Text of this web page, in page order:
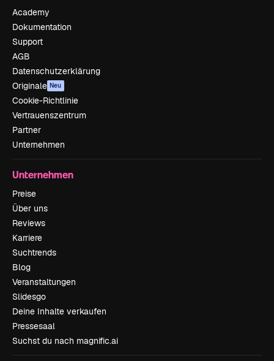
Academy
Dokumentation
Support
AGB
Datenschutzerklärung
Originale Neu
Cookie-Richtlinie
Vertrauenszentrum
Partner
Unternehmen
Unternehmen
Preise
Über uns
Reviews
Karriere
Suchtrends
Blog
Veranstaltungen
Slidesgo
Deine Inhalte verkaufen
Pressesaal
Suchst du nach magnific.ai